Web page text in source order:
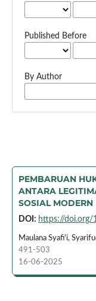
Published Before
By Author
PEMBARUAN
ANTARA
SOSIAL MODERN
DOI: https://doi.org/
Maulana Syafi'i,
491-503
16-06-2025